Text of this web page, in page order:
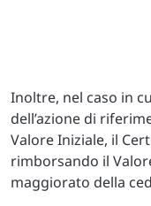
Inoltre, nel caso in
dell’azione di
Valore Iniziale, il
rimborsando il
maggiorato della